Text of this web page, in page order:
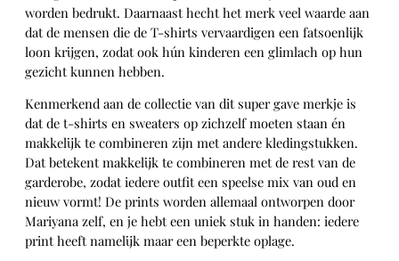
worden bedrukt. Daarnaast hecht het merk veel waarde aan
dat de mensen die de T-shirts vervaardigen een fatsoenlijk
loon krijgen, zodat ook hún kinderen een glimlach op hun
gezicht kunnen hebben.
Kenmerkend aan de collectie van dit super gave merkje is
dat de t-shirts en sweaters op zichzelf moeten staan én
makkelijk te combineren zijn met andere kledingstukken.
Dat betekent makkelijk te combineren met de rest van de
garderobe, zodat iedere outfit een speelse mix van oud en
nieuw vormt! De prints worden allemaal ontworpen door
Mariyana zelf, en je hebt een uniek stuk in handen: iedere
print heeft namelijk maar een beperkte oplage.